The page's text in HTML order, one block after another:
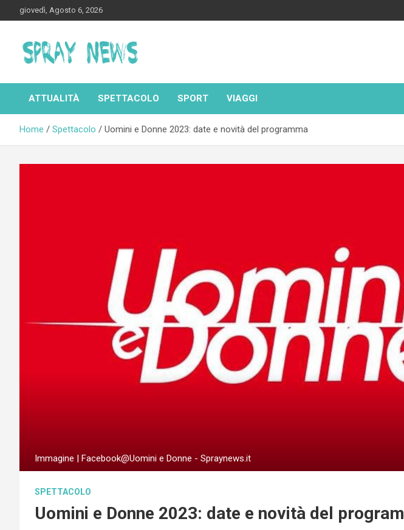
to
giovedì, Agosto 6, 2026
Spraynews.it
ATTUALITÀ SPETTACOLO SPORT VIAGGI
Home Spettacolo Uomini e Donne 2023: date e novità del programma
Immagine | Facebook@Uomini e Donne - Spraynews.it
SPETTACOLO
Uomini e Donne 2023: date e novità del